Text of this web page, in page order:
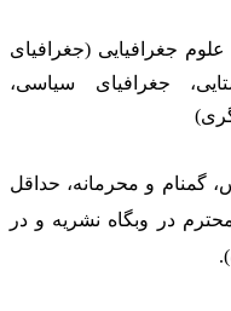
جغرافیایی (جغرافیای
جغرافیای سیاسی،
گمنام و محرمانه، حداقل
در
وبگاه نشریه و در